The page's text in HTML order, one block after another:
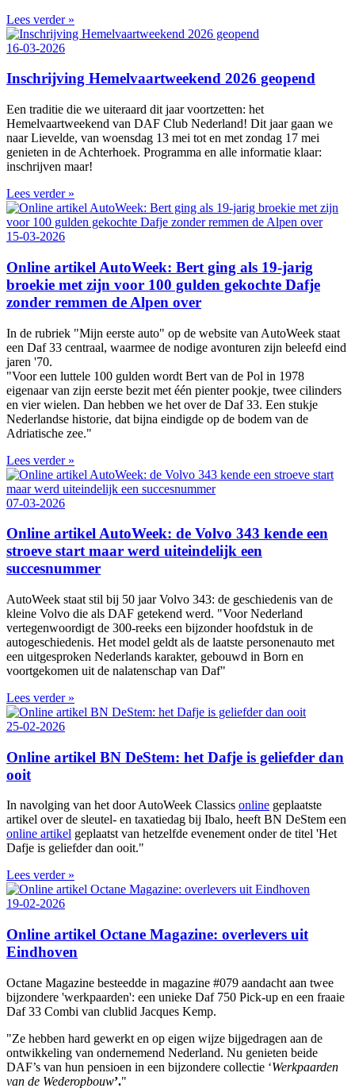
Lees verder »
16-03-2026
Inschrijving Hemelvaartweekend 2026 geopend
Een traditie die we uiteraard dit jaar voortzetten: het
Hemelvaartweekend van DAF Club Nederland! Dit jaar gaan we
naar Lievelde, van woensdag 13 mei tot en met zondag 17 mei
genieten in de Achterhoek. Programma en alle informatie klaar:
inschrijven maar!
Lees verder »
15-03-2026
Online artikel AutoWeek: Bert ging als 19-jarig
broekie met zijn voor 100 gulden gekochte Dafje
zonder remmen de Alpen over
In de rubriek "Mijn eerste auto" op de website van AutoWeek staat
een Daf 33 centraal, waarmee de nodige avonturen zijn beleefd eind
jaren '70.
"Voor een luttele 100 gulden wordt Bert van de Pol in 1978
eigenaar van zijn eerste bezit met één pienter pookje, twee cilinders
en vier wielen. Dan hebben we het over de Daf 33. Een stukje
Nederlandse historie, dat bijna eindigde op de bodem van de
Adriatische zee."
Lees verder »
07-03-2026
Online artikel AutoWeek: de Volvo 343 kende een
stroeve start maar werd uiteindelijk een
succesnummer
AutoWeek staat stil bij 50 jaar Volvo 343: de geschiedenis van de
kleine Volvo die als DAF getekend werd. "Voor Nederland
vertegenwoordigt de 300‑reeks een bijzonder hoofdstuk in de
autogeschiedenis. Het model geldt als de laatste personenauto met
een uitgesproken Nederlands karakter, gebouwd in Born en
voortgekomen uit de nalatenschap van Daf"
Lees verder »
25-02-2026
Online artikel BN DeStem: het Dafje is geliefder dan
ooit
In navolging van het door AutoWeek Classics online geplaatste
artikel over de sleutel- en taxatiedag bij Ibalo, heeft BN DeStem een
online artikel geplaatst van hetzelfde evenement onder de titel 'Het
Dafje is geliefder dan ooit."
Lees verder »
19-02-2026
Online artikel Octane Magazine: overlevers uit
Eindhoven
Octane Magazine besteedde in magazine #079 aandacht aan twee
bijzondere 'werkpaarden': een unieke Daf 750 Pick-up en een fraaie
Daf 33 Combi van clublid Jacques Kemp.
"Ze hebben hard gewerkt en op eigen wijze bijgedragen aan de
ontwikkeling van ondernemend Nederland. Nu genieten beide
DAF’s van hun pensioen in een bijzondere collectie ‘Werkpaarden
van de Wederopbouw’."